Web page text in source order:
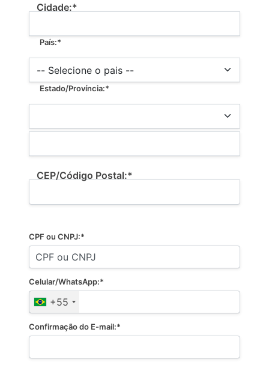
Cidade:*
País:*
Estado/Província:*
CEP/Código Postal:*
CPF ou CNPJ:*
Celular/WhatsApp:*
+55
Confirmação do E-mail:*